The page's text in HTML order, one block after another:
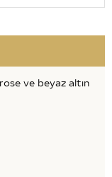
ve beyaz altın